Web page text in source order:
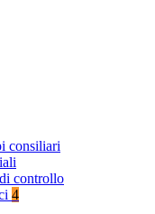
consiliari
controllo
4